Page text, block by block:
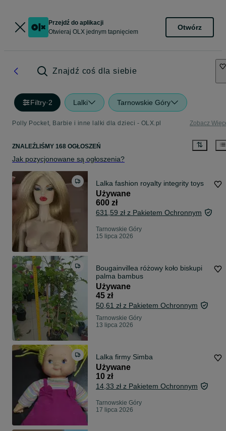
Przejdź do aplikacji
Otwieraj OLX jednym tapnięciem
Otwórz
Znajdź coś dla siebie
Filtry·2 Lalki Tarnowskie Góry
Polly Pocket, Barbie i inne lalki dla dzieci - OLX.pl Zobacz
ZNALEŹLIŚMY 168 OGŁOSZEŃ
Jak pozycjonowane są ogłoszenia?
Lalka fashion royalty integrity toys
Używane
600 zł
631,59 zł z Pakietem Ochronnym
Tarnowskie Góry
15 lipca 2026
Bougainvillea różowy koło biskupi
palma bambus
Używane
45 zł
50,61 zł z Pakietem Ochronnym
Tarnowskie Góry
13 lipca 2026
Lalka firmy Simba
Używane
10 zł
14,33 zł z Pakietem Ochronnym
Tarnowskie Góry
17 lipca 2026